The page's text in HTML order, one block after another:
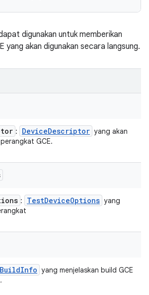
digunakan untuk memberikan
yang akan digunakan secara langsung.
: DeviceDescriptor yang akan
GCE.
: TestDeviceOptions yang
Info yang menjelaskan build GCE